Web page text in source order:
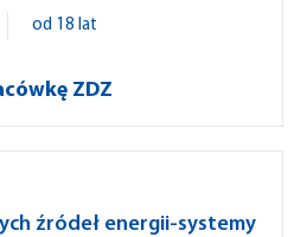
od 18 lat
ZDZ
źródeł energii-systemy